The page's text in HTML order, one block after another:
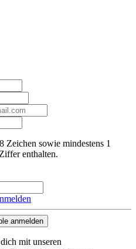
Zeichen sowie mindestens 1
enthalten.
anmelden
mit unseren